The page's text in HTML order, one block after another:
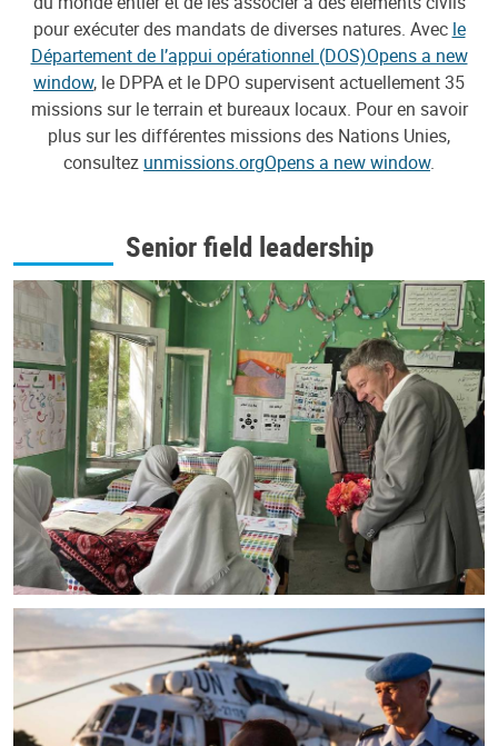
pour exécuter des mandats de diverses natures. Avec le
Département de l’appui opérationnel (DOS)Opens a new
window, le DPPA et le DPO supervisent actuellement 35
missions sur le terrain et bureaux locaux. Pour en savoir
plus sur les différentes missions des Nations Unies,
consultez unmissions.orgOpens a new window.
Senior field leadership